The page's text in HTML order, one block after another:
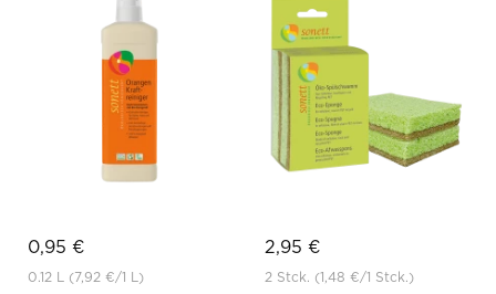
0,95 €
0.12 L (7,92 €/1 L)
2,95 €
2 Stck. (1,48 €/1 Stck.)